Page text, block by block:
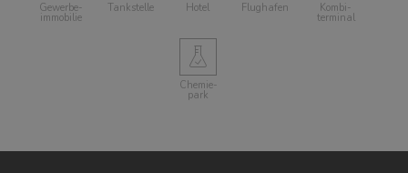
Gewerbe­
immobilie
Tankstelle Hotel Flughafen Kombi­
terminal
Chemie­
park